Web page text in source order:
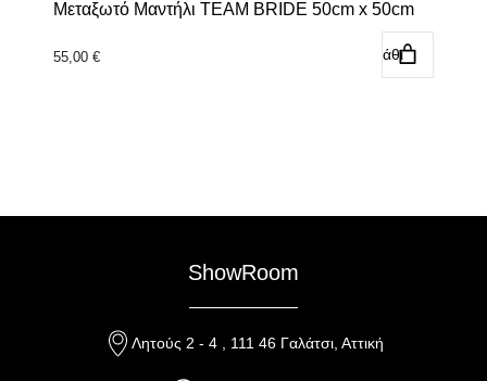
Μεταξωτό Μαντήλι TEAM BRIDE 50cm x 50cm
55,00 € Προσθήκη στο καλάθι
ShowRoom
Λητούς 2 - 4 , 111 46 Γαλάτσι, Αττική